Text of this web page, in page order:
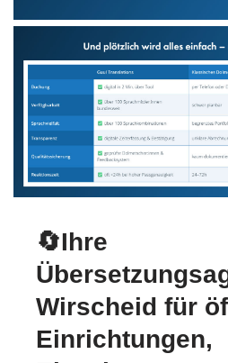
🔄Ihre
Wirscheid für
Einrichtungen,